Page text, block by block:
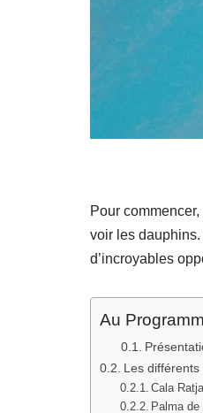
Pour
voir les
d’incroyables
Au
Les
Cala
Palma de